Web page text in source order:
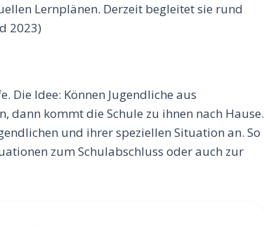
Lernplänen. Derzeit begleitet sie rund
2023)
Die Idee: Können Jugendliche aus
dann kommt die Schule zu ihnen nach Hause.
und ihrer speziellen Situation an. So
zum Schulabschluss oder auch zur